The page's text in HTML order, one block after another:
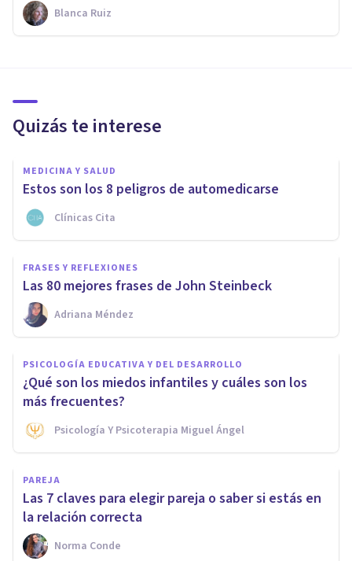
Blanca Ruiz
Quizás te interese
MEDICINA Y SALUD
Estos son los 8 peligros de automedicarse
Clínicas Cita
FRASES Y REFLEXIONES
Las 80 mejores frases de John Steinbeck
Adriana Méndez
PSICOLOGÍA EDUCATIVA Y DEL DESARROLLO
¿Qué son los miedos infantiles y cuáles son los
más frecuentes?
Psicología Y Psicoterapia Miguel Ángel
PAREJA
Las 7 claves para elegir pareja o saber si estás en
la relación correcta
Norma Conde